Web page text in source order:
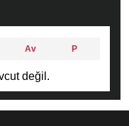
P
Av
değil.